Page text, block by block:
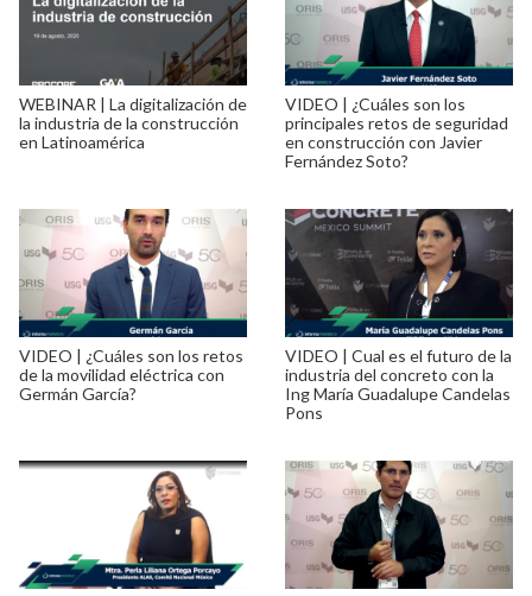
WEBINAR | La digitalización de
la industria de la construcción
en Latinoamérica
VIDEO | ¿Cuáles son los
principales retos de seguridad
en construcción con Javier
Fernández Soto?
VIDEO | ¿Cuáles son los retos
de la movilidad eléctrica con
Germán García?
VIDEO | Cual es el futuro de la
industria del concreto con la
Ing María Guadalupe Candelas
Pons